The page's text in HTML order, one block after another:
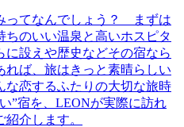
ってなんでしょう？ まずは
ちのいい温泉と高いホスピタ
に設えや歴史などその宿なら
れば、旅はきっと素晴らしい
な恋するふたりの大切な旅時
”宿を、LEONが実際に訪れ
介します。